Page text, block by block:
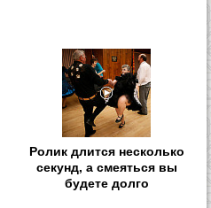
Ролик длится несколько
секунд, а смеяться вы
будете долго